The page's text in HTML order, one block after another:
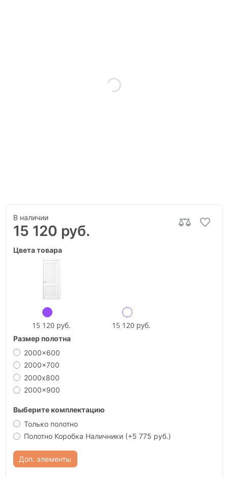
В наличии
15 120 руб.
Цвета товара
15 120 руб. 15 120 руб.
Размер полотна
2000x600
2000x700
2000х800
2000x900
Выберите комплектацию
Только полотно
Полотно Коробка Наличники (+5 775 руб.)
Доп. элементы